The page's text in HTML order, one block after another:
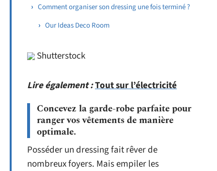
Comment organiser son dressing une fois terminé ?
Our Ideas Deco Room
Shutterstock
Lire également :Tout sur l’électricité
Concevez la garde-robe parfaite pour
ranger vos vêtements de manière
optimale.
Posséder un dressing fait rêver de
nombreux foyers. Mais empiler les